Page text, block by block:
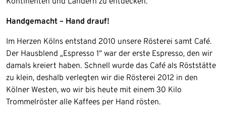
Handgemacht – Hand drauf!
Im Herzen Kölns entstand 2010 unsere Rösterei samt Café.
Der Hausblend „Espresso 1“ war der erste Espresso, den wir
damals kreiert haben. Schnell wurde das Café als Röststätte
zu klein, deshalb verlegten wir die Rösterei 2012 in den
Kölner Westen, wo wir bis heute mit einem 30 Kilo
Trommelröster alle Kaffees per Hand rösten.